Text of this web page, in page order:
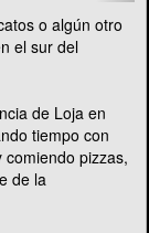
o algún otro
el sur del
de Loja en
tiempo con
pizzas,
de la